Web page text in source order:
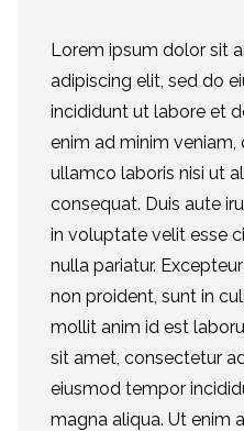
Lorem ipsum dolor sit
adipiscing elit, sed do
incididunt ut labore et
enim ad minim
ullamco laboris nisi ut
consequat. Duis aute
in voluptate velit esse
nulla pariatur.
non proident, sunt in
mollit anim id est
sit amet, consectetur
eiusmod tempor
magna aliqua. Ut enim